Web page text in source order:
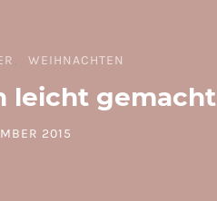
WEIHNACHTEN
leicht gemacht
2015